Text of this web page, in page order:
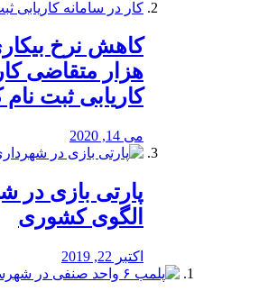
هزار متقاضی
کاریابی ثبت نام
می 14, 2020
پارتی بازی در
الگوی کشوری
اکتبر 22, 2019